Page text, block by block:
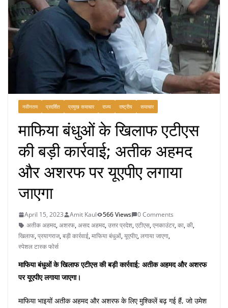
नवीनतम प्रदर्शित प्रमुख समाचार राज्य राष्ट्रीय समाचार
माफिया बंधुओं के खिलाफ एटीएस
की बड़ी कार्रवाई; अतीक अहमद
और अशरफ पर यूएपीए लगाया
जाएगा
April 15, 2023 Amit Kaul 566 Views
0 Comments
अतीक अहमद,अशरफ,असद अहमद,उत्तर प्रदेश,एटीएस,एनकाउंटर,का,की,
खिलाफ,प्रयागराज,बड़ी कार्रवाई,माफिया बंधुओं,यूएपीए,लगाया जाएगा,
स्पेशल टास्क फोर्स
माफिया बंधुओं के खिलाफ एटीएस की बड़ी कार्रवाई; अतीक अहमद और अशरफ
पर यूएपीए लगाया जाएगा।
माफिया भाइयों अतीक अहमद और अशरफ के लिए मुश्किलें बढ़ गई हैं, जो उमेश